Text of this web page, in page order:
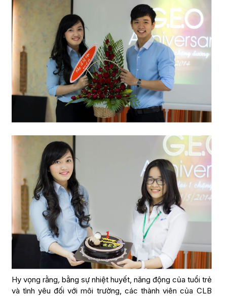
Hy vọng rằng,bằng sự nhiệt huyết, năng động của tuổi trẻ
và tình yêu đối với môi trường, các thành viên của CLB